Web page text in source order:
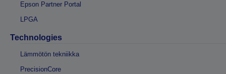
Epson Partner Portal
LPGA
Technologies
Lämmötön tekniikka
PrecisionCore